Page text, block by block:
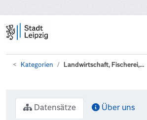
Kategorien Landwirtschaft, Fischerei,...
Datensätze Über uns